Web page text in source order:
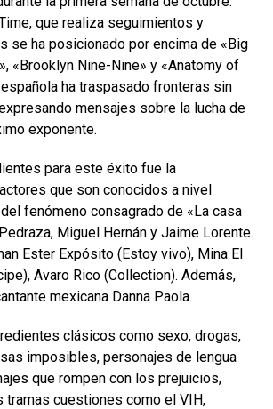
que realiza seguimientos y
se ha posicionado por encima de «Big
«Brooklyn Nine-Nine» y «Anatomy of
ha traspasado fronteras sin
mensajes sobre la lucha de
exponente.
para este éxito fue la
que son conocidos a nivel
fenómeno consagrado de «La casa
Miguel Hernán y Jaime Lorente.
Ester Expósito (Estoy vivo), Mina El
Avaro Rico (Collection). Además,
mexicana Danna Paola.
clásicos como sexo, drogas,
imposibles, personajes de lengua
que rompen con los prejuicios,
tramas cuestiones como el VIH,